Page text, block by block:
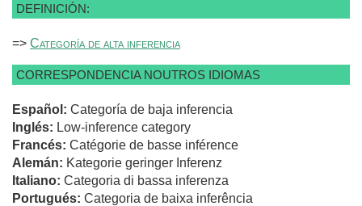
DEFINICIÓN:
=> Categoría de alta inferencia
CORRESPONDENCIA NOUTROS IDIOMAS
Español: Categoría de baja inferencia
Inglés: Low-inference category
Francés: Catégorie de basse inférence
Alemán: Kategorie geringer Inferenz
Italiano: Categoria di bassa inferenza
Portugués: Categoria de baixa inferência